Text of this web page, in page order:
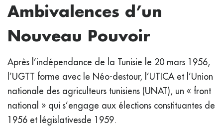
Ambivalences d’un
Nouveau Pouvoir
Après l’indépendance de la Tunisie le 20 mars 1956,
l’UGTT forme avec le Néo-destour, l’UTICA et l’Union
nationale des agriculteurs tunisiens (UNAT), un « front
national » qui s’engage aux élections constituantes de
1956 et législativesde 1959.